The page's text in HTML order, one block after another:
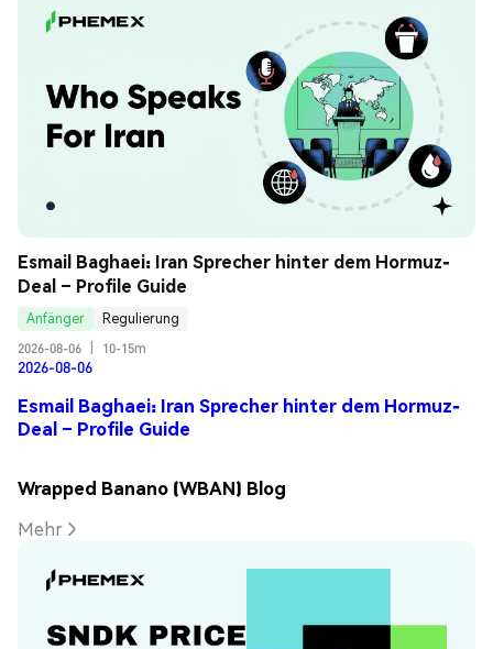
Esmail Baghaei: Iran Sprecher hinter dem Hormuz-
Deal – Profile Guide
Anfänger
Regulierung
2026-08-06
10-15m
2026-08-06
Esmail Baghaei: Iran Sprecher hinter dem Hormuz-
Deal – Profile Guide
Wrapped Banano (WBAN) Blog
Mehr